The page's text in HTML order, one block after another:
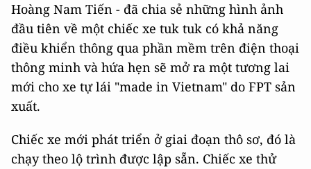
Hoàng Nam Tiến - đã chia sẻ những hình ảnh
đầu tiên về một chiếc xe tuk tuk có khả năng
điều khiển thông qua phần mềm trên điện thoại
thông minh và hứa hẹn sẽ mở ra một tương lai
mới cho xe tự lái "made in Vietnam" do FPT sản
xuất.
Chiếc xe mới phát triển ở giai đoạn thô sơ, đó là
chạy theo lộ trình được lập sẵn. Chiếc xe thử